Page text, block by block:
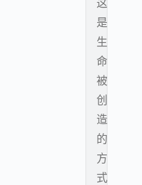
这
是
生
命
被
创
造
的
方
式